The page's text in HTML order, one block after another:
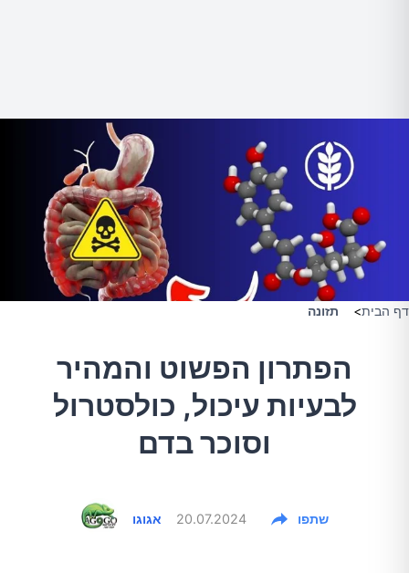
דף הבית> תזונה
הפתרון הפשוט והמהיר
לבעיות עיכול, כולסטרול
וסוכר בדם
אגוגו 20.07.2024 שתפו